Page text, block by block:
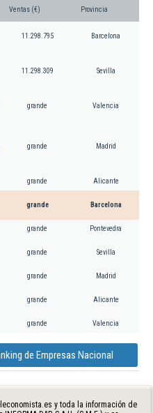
Ventas (€) Provincia
11.298.795 Barcelona
11.298.309 Sevilla
grande Valencia
grande Madrid
grande Alicante
grande Barcelona
grande Pontevedra
grande Sevilla
grande Madrid
grande Alicante
grande Valencia
de Empresas Nacional
y toda la información de